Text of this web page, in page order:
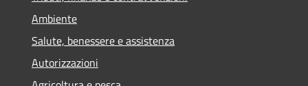
Ambiente
Salute, benessere e assistenza
Autorizzazioni